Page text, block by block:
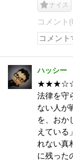
ナイス
コメント
ハッシー
★★★☆☆
法律を守
ない人が
を、おか
えている
れない真
に残った